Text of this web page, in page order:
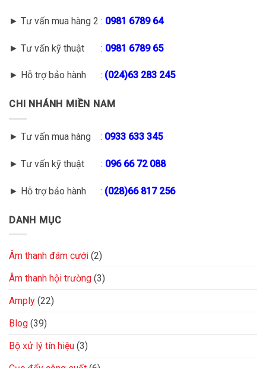
► Tư vấn mua hàng 2 : 0981 6789 64
► Tư vấn kỹ thuật : 0981 6789 65
► Hỗ trợ bảo hành : (024)63 283 245
CHI NHÁNH MIỀN NAM
► Tư vấn mua hàng : 0933 633 345
► Tư vấn kỹ thuật : 096 66 72 088
► Hỗ trợ bảo hành : (028)66 817 256
DANH MỤC
Âm thanh đám cưới (2)
Âm thanh hội trường (3)
Amply (22)
Blog (39)
Bộ xử lý tín hiệu (3)